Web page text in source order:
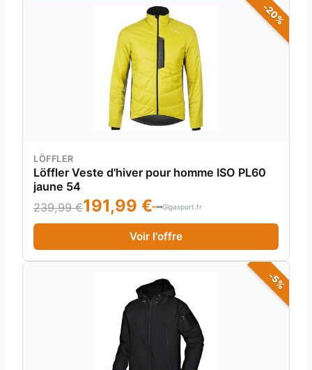
-20%
LÖFFLER
Löffler Veste d'hiver pour homme ISO PL60
jaune 54
239,99 €191,99 € Gigasport.fr
Voir l'offre
-5%